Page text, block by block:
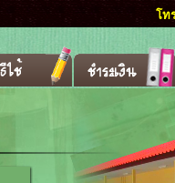
โท